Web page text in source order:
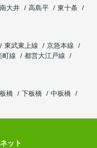
南大井 高島平
東十条
東武東上線
京急本線
町線
都営大江戸線
板橋 下板橋
中板橋
ット